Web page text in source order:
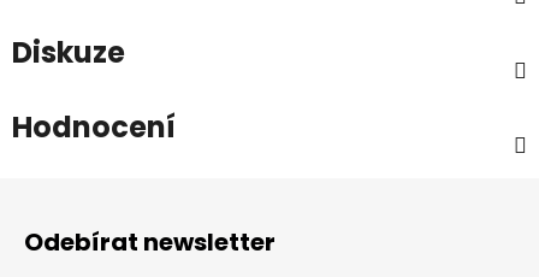
Diskuze
Hodnocení
Odebírat newsletter